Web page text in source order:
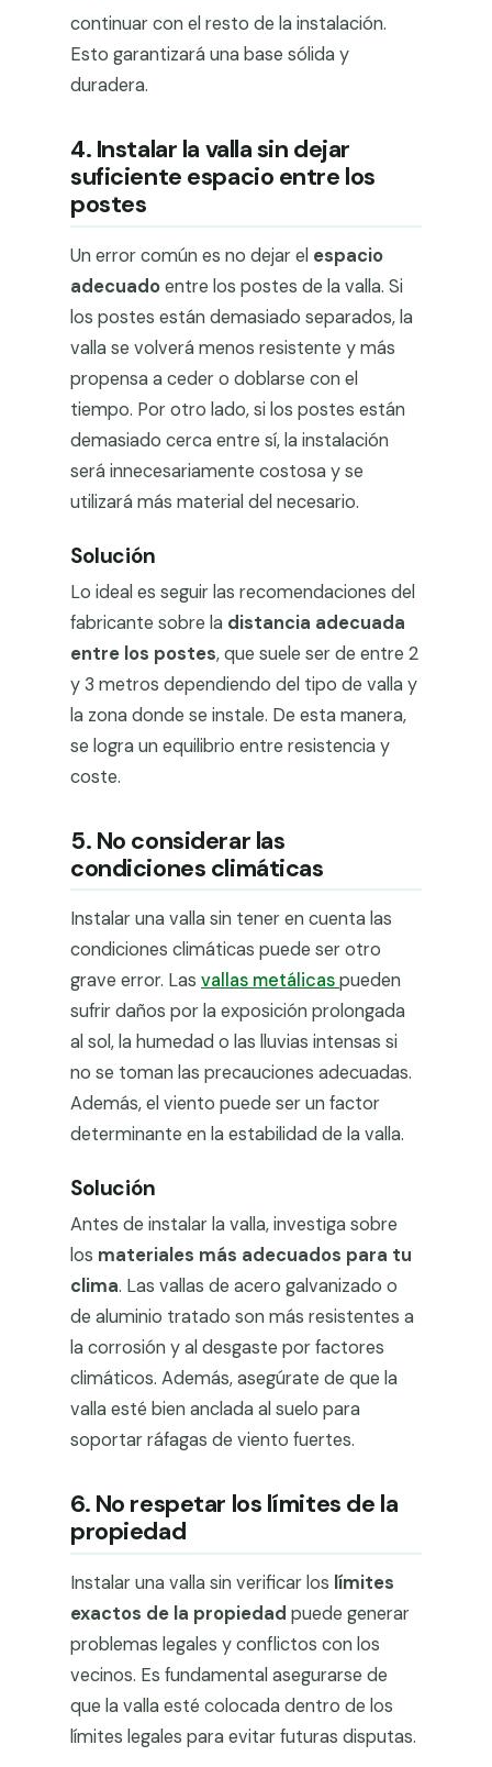
continuar con el resto de la instalación.
Esto garantizará una base sólida y
duradera.
4. Instalar la valla sin dejar
suficiente espacio entre los
postes
Un error común es no dejar el espacio
adecuadoentre los postes de la valla. Si
los postes están demasiado separados, la
valla se volverá menos resistente y más
propensa a ceder o doblarse con el
tiempo. Por otro lado, si los postes están
demasiado cerca entre sí, la instalación
será innecesariamente costosa y se
utilizará más material del necesario.
Solución
Lo ideal es seguir las recomendaciones del
fabricante sobre la distancia adecuada
entre los postes, que suele ser de entre 2
y 3 metros dependiendo del tipo de valla y
la zona donde se instale. De esta manera,
se logra un equilibrio entre resistencia y
coste.
5. No considerar las
condiciones climáticas
Instalar una valla sin tener en cuenta las
condiciones climáticas puede ser otro
grave error. Las vallas metálicaspueden
sufrir daños por la exposición prolongada
al sol, la humedad o las lluvias intensas si
no se toman las precauciones adecuadas.
Además, el viento puede ser un factor
determinante en la estabilidad de la valla.
Solución
Antes de instalar la valla, investiga sobre
los materiales más adecuados para tu
clima. Las vallas de acero galvanizado o
de aluminio tratado son más resistentes a
la corrosión y al desgaste por factores
climáticos. Además, asegúrate de que la
valla esté bien anclada al suelo para
soportar ráfagas de viento fuertes.
6. No respetar los límites de la
propiedad
Instalar una valla sin verificar los límites
exactos de la propiedad puede generar
problemas legales y conflictos con los
vecinos. Es fundamental asegurarse de
que la valla esté colocada dentro de los
límites legales para evitar futuras disputas.